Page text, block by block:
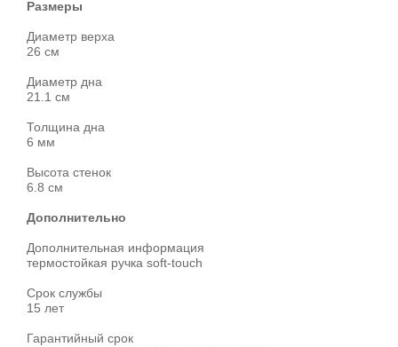
Размеры
Диаметр верха
26 см
Диаметр дна
21.1 см
Толщина дна
6 мм
Высота стенок
6.8 см
Дополнительно
Дополнительная информация
термостойкая ручка soft-touch
Срок службы
15 лет
Гарантийный срок